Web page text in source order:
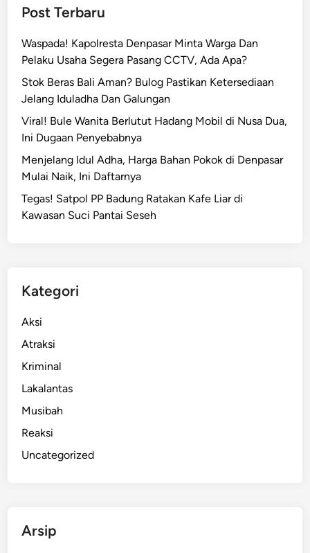
Post Terbaru
Waspada! Kapolresta Denpasar Minta Warga Dan
Pelaku Usaha Segera Pasang CCTV, Ada Apa?
Stok Beras Bali Aman? Bulog Pastikan Ketersediaan
Jelang Iduladha Dan Galungan
Viral! Bule Wanita Berlutut Hadang Mobil di Nusa Dua,
Ini Dugaan Penyebabnya
Menjelang Idul Adha, Harga Bahan Pokok di Denpasar
Mulai Naik, Ini Daftarnya
Tegas! Satpol PP Badung Ratakan Kafe Liar di
Kawasan Suci Pantai Seseh
Kategori
Aksi
Atraksi
Kriminal
Lakalantas
Musibah
Reaksi
Uncategorized
Arsip